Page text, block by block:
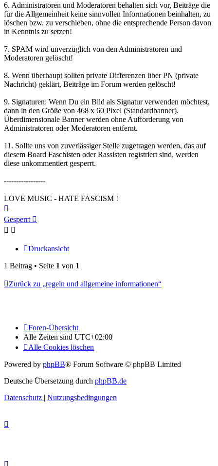
6. Administratoren und Moderatoren behalten sich vor, Beiträge die
für die Allgemeinheit keine sinnvollen Informationen beinhalten, zu
löschen bzw. zu verschieben, ohne die entsprechende Person davon
in Kenntnis zu setzen!
7. SPAM wird unverzüglich von den Administratoren und
Moderatoren gelöscht!
8. Wenn überhaupt sollten private Differenzen über PN (private
Nachricht) geklärt, Beiträge im Forum werden gelöscht!
9. Signaturen: Wenn Du ein Bild als Signatur verwenden möchtest,
dann in den Größe von 468 x 60 Pixel (Standardbanner).
Überdimensionale Banner werden ohne Aufforderung von
Administratoren oder Moderatoren entfernt.
11. Sollte uns von zuverlässiger Stelle zugetragen werden, das auf
diesem Board Faschisten oder Rassisten registriert sind, werden
diese unkommentiert gesperrt.
-----------------
LOVE MUSIC - HATE FASCISM !
oben
Gesperrt
Druckansicht
1 Beitrag • Seite 1 von 1
Zurück zu „regeln und allgemeine informationen“
Foren-Übersicht
Alle Zeiten sind UTC+02:00
Alle Cookies löschen
Powered by phpBB® Forum Software © phpBB Limited
Deutsche Übersetzung durch phpBB.de
Datenschutz | Nutzungsbedingungen